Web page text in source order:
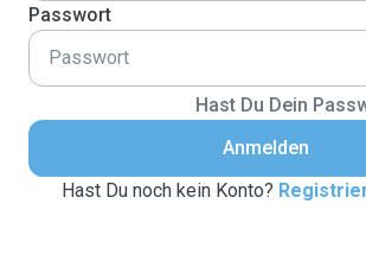
Passwort
Hast Du Dein
Anmelden
Hast Du noch kein Konto?